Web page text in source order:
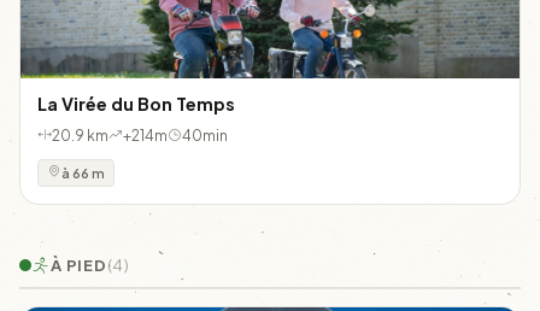
La Virée du Bon Temps
20.9 km +214m 40min
à 66 m
À PIED(4)